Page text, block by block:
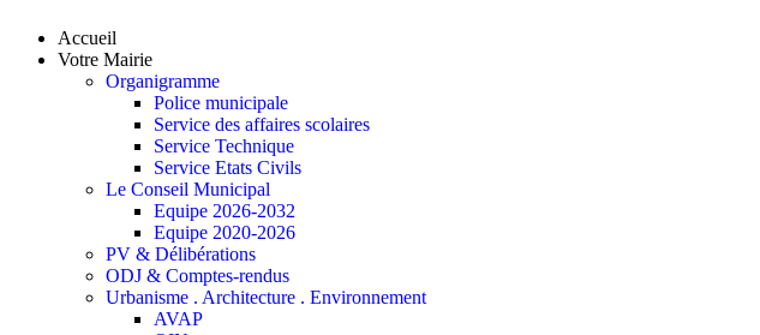
Accueil
Votre Mairie
Organigramme
Police municipale
Service des affaires scolaires
Service Technique
Service Etats Civils
Le Conseil Municipal
Equipe 2026-2032
Equipe 2020-2026
PV & Délibérations
ODJ & Comptes-rendus
Urbanisme . Architecture . Environnement
AVAP